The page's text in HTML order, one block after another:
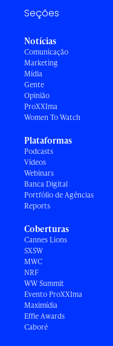
Seções
Notícias
Comunicação
Marketing
Mídia
Gente
Opinião
ProXXIma
Women To Watch
Plataformas
Podcasts
Vídeos
Webinars
Banca Digital
Portfólio de Agências
Reports
Coberturas
Cannes Lions
SXSW
MWC
NRF
WW Summit
Evento ProXXIma
Maximídia
Effie Awards
Caboré